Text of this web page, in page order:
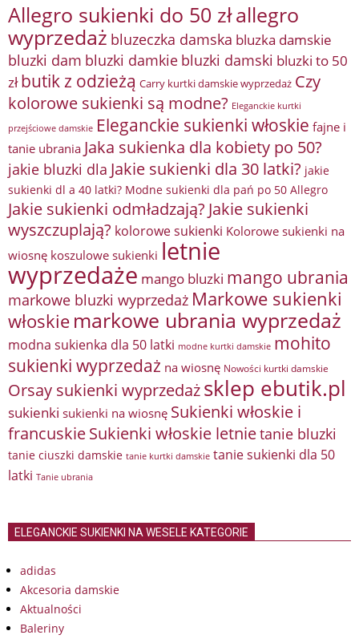
Allegro sukienki do 50 złallegro
wyprzedaż bluzeczka damska bluzka damskie
bluzki dam bluzki damkie bluzki damski bluzki to 50
zł butik z odzieżą Carry kurtki damskie wyprzedaż Czy
kolorowe sukienki są modne? Eleganckie kurtki
przejściowe damskie Eleganckie sukienki włoskie fajne i
tanie ubrania Jaka sukienka dla kobiety po 50?
jakie bluzki dla Jakie sukienki dla 30 latki? jakie
sukienki dl a 40 latki? Modne sukienki dla pań po 50 Allegro
Jakie sukienki odmładzają? Jakie sukienki
wyszczuplają? kolorowe sukienki Kolorowe sukienki na
wiosnę koszulowe sukienki letnie
wyprzedaże mango bluzki mango ubrania
markowe bluzki wyprzedaż Markowe sukienki
włoskie markowe ubrania wyprzedaż
modna sukienka dla 50 latki modne kurtki damskie mohito
sukienki wyprzedaż na wiosnę Nowości kurtki damskie
Orsay sukienki wyprzedażsklep ebutik.pl
sukienki sukienki na wiosnę Sukienki włoskie i
francuskieSukienki włoskie letnietanie bluzki
tanie ciuszki damskie tanie kurtki damskie tanie sukienki dla 50
latki Tanie ubrania
ELEGANCKIE SUKIENKI NA WESELE KATEGORIE
adidas
Akcesoria damskie
Aktualności
Baleriny